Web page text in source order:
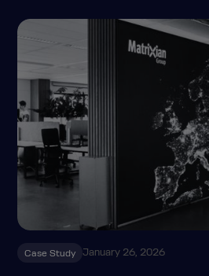
Case Study January 26, 2026